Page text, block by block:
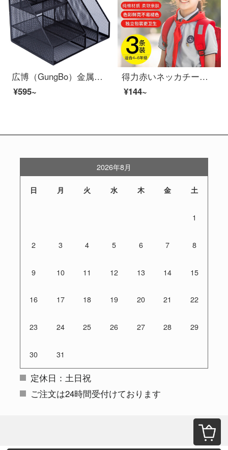
広博（GungBo）金属メッシュ多機能ファイルボックス/ファイルバスケット/ペンケース収納棚付きオフィス用品黒WZ 9316
¥595~
得力赤いネッカチーフ小学生通用の純綿高級の赤いネッカチーフの少年先鋒の隊員の絹織物の全綿の共通の標準の1.2メートル1-6学年の通用する児童の赤いネッカチーフの卸売りの1.2メートルの純綿のタイプ/肌にキスして色が落ちません（3条）
¥144~
2026年8月
日 月 火 水 木 金 土
1
2 3 4 5 6 7 8
9 10 11 12 13 14 15
16 17 18 19 20 21 22
23 24 25 26 27 28 29
30 31
定休日：土日祝
ご注文は24時間受付けております